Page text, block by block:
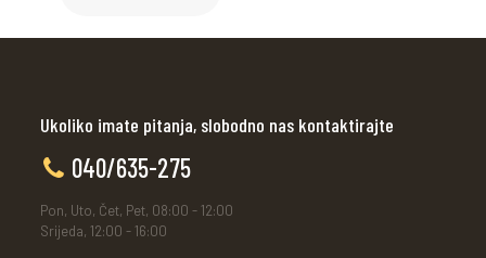
Ukoliko imate pitanja, slobodno nas kontaktirajte
040/635-275
Pon, Uto, Čet, Pet, 08:00 - 12:00
Srijeda, 12:00 - 16:00